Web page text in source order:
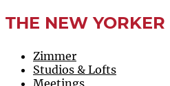
THE NEW
Zimmer
Studios & Lofts